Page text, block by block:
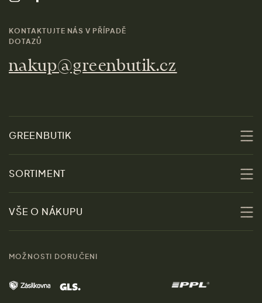
KONTAKTUJTE NÁS V PŘÍPADĚ
DOTAZŮ
nakup@greenbutik.cz
GREENBUTIK
Udržitelnost
Obchody
Kontakt
SORTIMENT
Slevy
Ženy
Muži
Domov
VŠE O NÁKUPU
MOŽNOSTI DORUČENI